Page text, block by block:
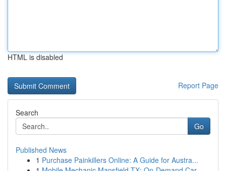
HTML is disabled
Report Page
Search
Go
Published News
1 Purchase Painkillers Online: A Guide for Austra...